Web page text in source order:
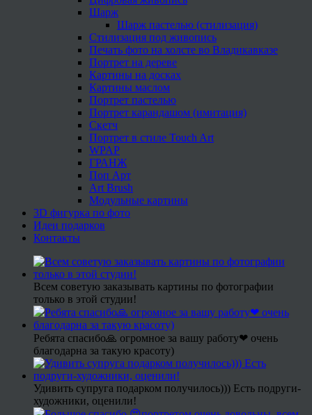
Шарж
Шарж пастелью (стилизация)
Стилизация под живопись
Печать фото на холсте во Владикавказе
Портрет на дереве
Картины на досках
Картины маслом
Портрет пастелью
Портрет карандашом (имитация)
Скетч
Портрет в стиле Touch Art
WPAP
ГРАНЖ
Поп Арт
Art Brush
Модульные картины
3D фигурка по фото
Идеи подарков
Контакты
Всем советую заказывать картины по фотографии
только в этой студии!
Ребята спасибо🙏 огромное за вашу работу❤ очень
благодарна за такую красоту)
Удивить супруга подарком получилось))) Есть подруги-
художники, оценили!